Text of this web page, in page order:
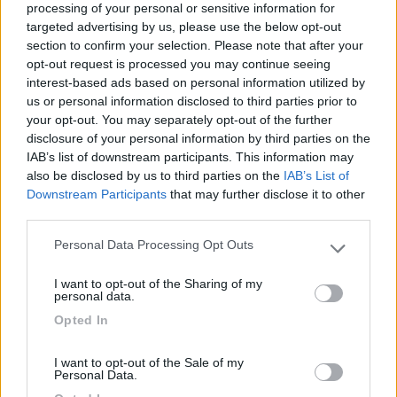
processing of your personal or sensitive information for
targeted advertising by us, please use the below opt-out
section to confirm your selection. Please note that after your
opt-out request is processed you may continue seeing
interest-based ads based on personal information utilized by
us or personal information disclosed to third parties prior to
your opt-out. You may separately opt-out of the further
disclosure of your personal information by third parties on the
IAB’s list of downstream participants. This information may
also be disclosed by us to third parties on the IAB’s List of
Downstream Participants that may further disclose it to other
Please note that this website/app uses one or more Google
not limited to your visit or usage behaviour. You may click to
grant or deny consent to Google and its third-party tags to
use your data for below specified purposes in below Google
Personal Data Processing Opt Outs
I want to opt-out of the Sharing of my
personal data.
Opted In
I want to opt-out of the Sale of my
Personal Data.
nel territorio che divide le due frontiere e sono percorribili da qualsiasi
tipo di veicolo a due ruote motrici. Anni fa era come dici tu, tutto sterrato
...
Buonasera,
la mauritania interessa anche a me ma non mi risulta che al
confine i problemi come dici non ci siano più. Nel piccolo tratto
nelle mani del fronte polisario rischi di restare bloccato, come è
successo lo scorso anno ad amici che sono stati trattenuti
finché non hanno pagato una specie di “tassa di transito”.
La mente e' come il paracadute: funziona solo se si apre
giovanni dg
So che ogni tanto, i Sarawi e i finti Sarawi, bloccano il traffico
per protesta ma non ho notizie di violenze e agressioni a turisti.